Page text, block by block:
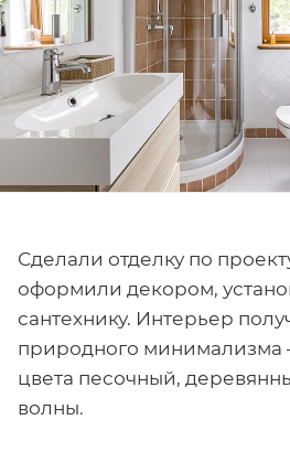
Сделали отделку по
оформили декором,
сантехнику. Интерьер
природного минимализма
цвета песочный,
волны.